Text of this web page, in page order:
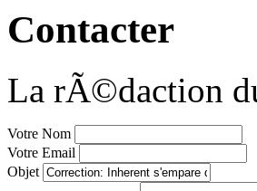
Contacter
La rÃ©daction
Votre Nom
Votre Email
Objet